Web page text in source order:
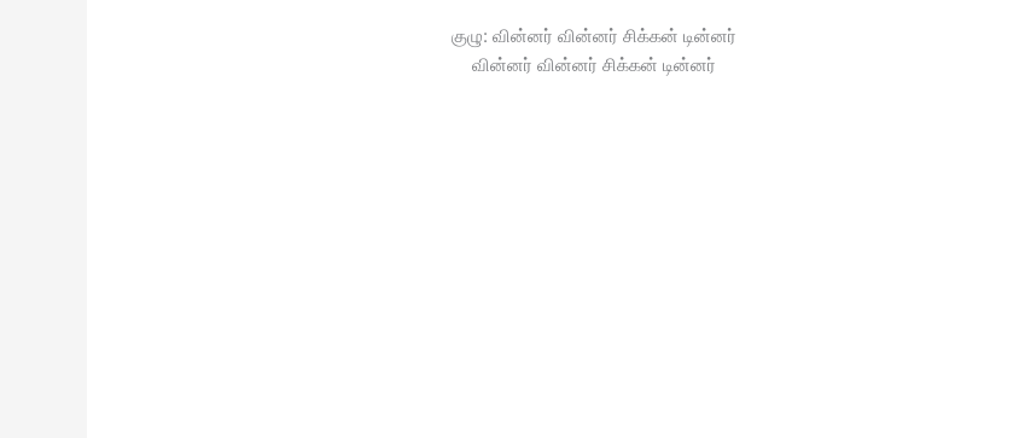
குழு: வின்னர் வின்னர் சிக்கன் டின்னர்
வின்னர் வின்னர் சிக்கன் டின்னர்